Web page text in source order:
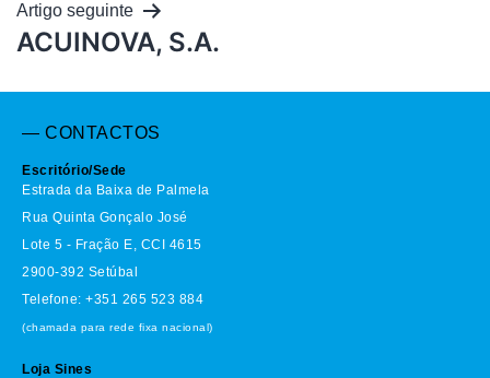
Artigo seguinte
ACUINOVA, S.A.
— CONTACTOS
Escritório/Sede
Estrada da Baixa de Palmela
Rua Quinta Gonçalo José
Lote 5 - Fração E, CCI 4615
2900-392 Setúbal
Telefone: +351 265 523 884
(chamada para rede fixa nacional)
Loja Sines